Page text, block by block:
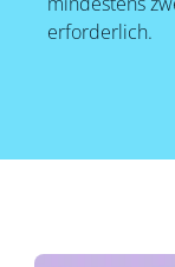
erforderlich.